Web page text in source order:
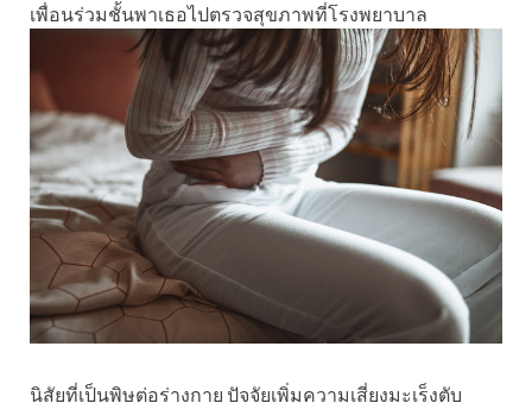
เพื่อนร่วมชั้นพาเธอไปตรวจสุขภาพที่โรงพยาบาล
นิสัยที่เป็นพิษต่อร่างกาย ปัจจัยเพิ่มความเสี่ยงมะเร็งตับ